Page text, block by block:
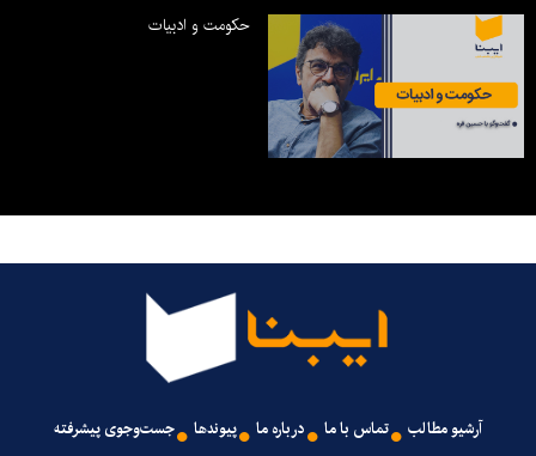
حکومت و ادبیات
آرشیو مطالب تماس با ما درباره ما پیوندها جست‌وجوی پیشرفته